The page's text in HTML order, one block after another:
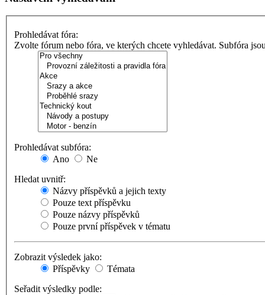
Prohledávat fóra:
Zvolte fórum nebo fóra, ve kterých chcete vyhledávat. Subfóra
Prohledávat subfóra:
Ano
Ne
Hledat uvnitř:
Názvy příspěvků a jejich texty
Pouze text příspěvku
Pouze názvy příspěvků
Pouze první příspěvek v tématu
Zobrazit výsledek jako:
Příspěvky
Témata
Seřadit výsledky podle: